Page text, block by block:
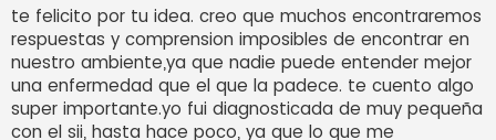
s
a
j
e
te felicito por tu idea. creo que muchos encontraremos
respuestas y comprension imposibles de encontrar en
nuestro ambiente,ya que nadie puede entender mejor
una enfermedad que el que la padece. te cuento algo
super importante.yo fui diagnosticada de muy pequeña
con el sii, hasta hace poco, ya que lo que me